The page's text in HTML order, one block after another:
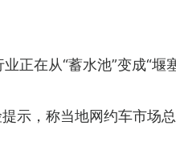
正在从“蓄水池”变成“堰
示，称当地网约车市场